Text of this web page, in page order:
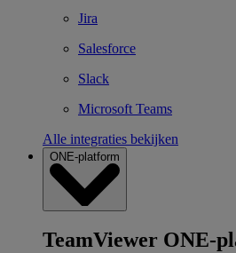
Jira
Salesforce
Slack
Microsoft Teams
Alle integraties bekijken
ONE-platform
TeamViewer ONE-